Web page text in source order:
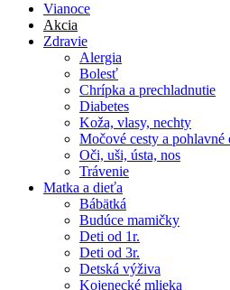
Vianoce
Akcia
Zdravie
Alergia
Bolesť
Chrípka a prechladnutie
Diabetes
Koža, vlasy, nechty
Močové cesty a pohlavné
Oči, uši, ústa, nos
Trávenie
Matka a dieťa
Bábätká
Budúce mamičky
Deti od 1r.
Deti od 3r.
Detská výživa
Kojenecké mlieka